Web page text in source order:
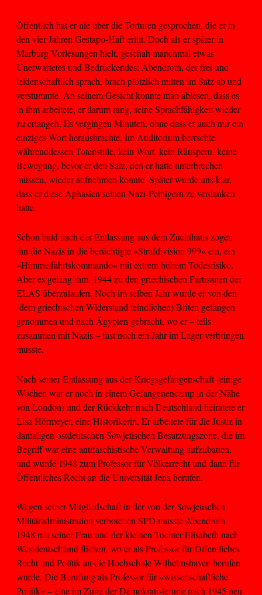
Öffentlich hat er nie über die Torturen gesprochen, die er in
den vier Jahren Gestapo-Haft erlitt. Doch als er später in
Marburg Vorlesungen hielt, geschah manchmal etwas
Unerwartetes und Bedrückendes: Abendroth, der frei und
leidenschaftlich sprach, brach plötzlich mitten im Satz ab und
verstummte. An seinem Gesicht konnte man ablesen, dass es
in ihm arbeitete, er darum rang, seine Sprachfähigkeit wieder
zu erlangen. Es vergingen Minuten, ohne dass er auch nur ein
einziges Wort herausbrachte. Im Auditorium herrschte
währenddessen Totenstille, kein Wort, kein Räuspern, keine
Bewegung, bevor er den Satz, den er hatte unterbrechen
müssen, wieder aufnehmen konnte. Später wurde uns klar,
dass er diese Aphasien seinen Nazi-Peinigern zu verdanken
hatte.
Schon bald nach der Entlassung aus dem Zuchthaus zogen
ihn die Nazis in die berüchtigte »Strafdivision 999« ein, ein
»Himmelfahrtskommando« mit extrem hohem Todesrisiko.
Aber es gelang ihm, 1944 zu den griechischen Partisanen der
ELAS überzulaufen. Noch im selben Jahr wurde er von den
(dem griechischen Widerstand feindlichen) Briten gefangen
genommen und nach Ägypten gebracht, wo er – teils
zusammen mit Nazis – fast noch ein Jahr im Lager verbringen
musste.
Nach seiner Entlassung aus der Kriegsgefangenschaft (einige
Wochen war er noch in einem Gefangenencamp in der Nähe
von London) und der Rückkehr nach Deutschland heiratete er
Lisa Hörmeyer, eine Historikerin. Er arbeitete für die Justiz in
damaligen ostdeutschen Sowjetischen Besatzungszone, die im
Begriff war eine antifaschistische Verwaltung aufzubauen,
und wurde 1948 zum Professor für Völkerrecht und dann für
Öffentliches Recht an die Universität Jena berufen.
Wegen seiner Mitgliedschaft in der von der Sowjetischen
Militäradministration verbotenen SPD musste Abendroth
1948 mit seiner Frau und der kleinen Tochter Elisabeth nach
Westdeutschland fliehen, wo er als Professor für Öffentliches
Recht und Politik an die Hochschule Wilhelmshaven berufen
wurde. Die Berufung als Professor für »wissenschaftliche
Politik« – eine im Zuge der Demokratisierung nach 1945 neu